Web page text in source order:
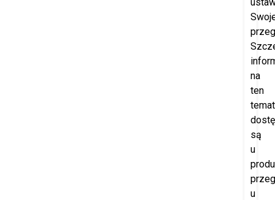
na
ten
temat
są
u
u